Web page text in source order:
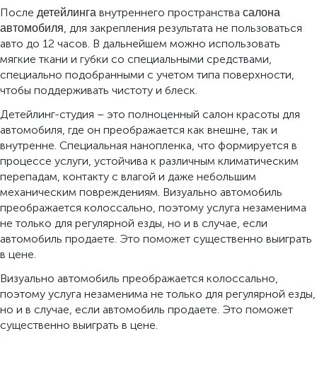
После детейлинга внутреннего пространства салона
автомобиля, для закрепления результата не пользоваться
авто до 12 часов. В дальнейшем можно использовать
мягкие ткани и губки со специальными средствами,
специально подобранными с учетом типа поверхности,
чтобы поддерживать чистоту и блеск.
Детейлинг-студия – это полноценный салон красоты для
автомобиля, где он преображается как внешне, так и
внутренне. Специальная нанопленка, что формируется в
процессе услуги, устойчива к различным климатическим
перепадам, контакту с влагой и даже небольшим
механическим повреждениям. Визуально автомобиль
преображается колоссально, поэтому услуга незаменима
не только для регулярной езды, но и в случае, если
автомобиль продаете. Это поможет существенно выиграть
в цене.
Визуально автомобиль преображается колоссально,
поэтому услуга незаменима не только для регулярной езды,
но и в случае, если автомобиль продаете. Это поможет
существенно выиграть в цене.